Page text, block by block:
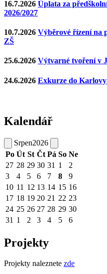
16.7.2026 Úplata za
2026/2027
10.7.2026 Výběrové řízení na
ZŠ
25.6.2026 Výtvarné tvoření v
24.6.2026 Exkurze do
Kalendář
Srpen2026
Po Út St Čt Pá So Ne
27 28 29 30 31 1
2
3
4 5 6 7 8
9
10 11 12 13 14 15 16
17 18 19 20 21 22 23
24 25 26 27 28 29 30
31 1 2 3 4 5 6
Projekty
Projekty naleznete zde